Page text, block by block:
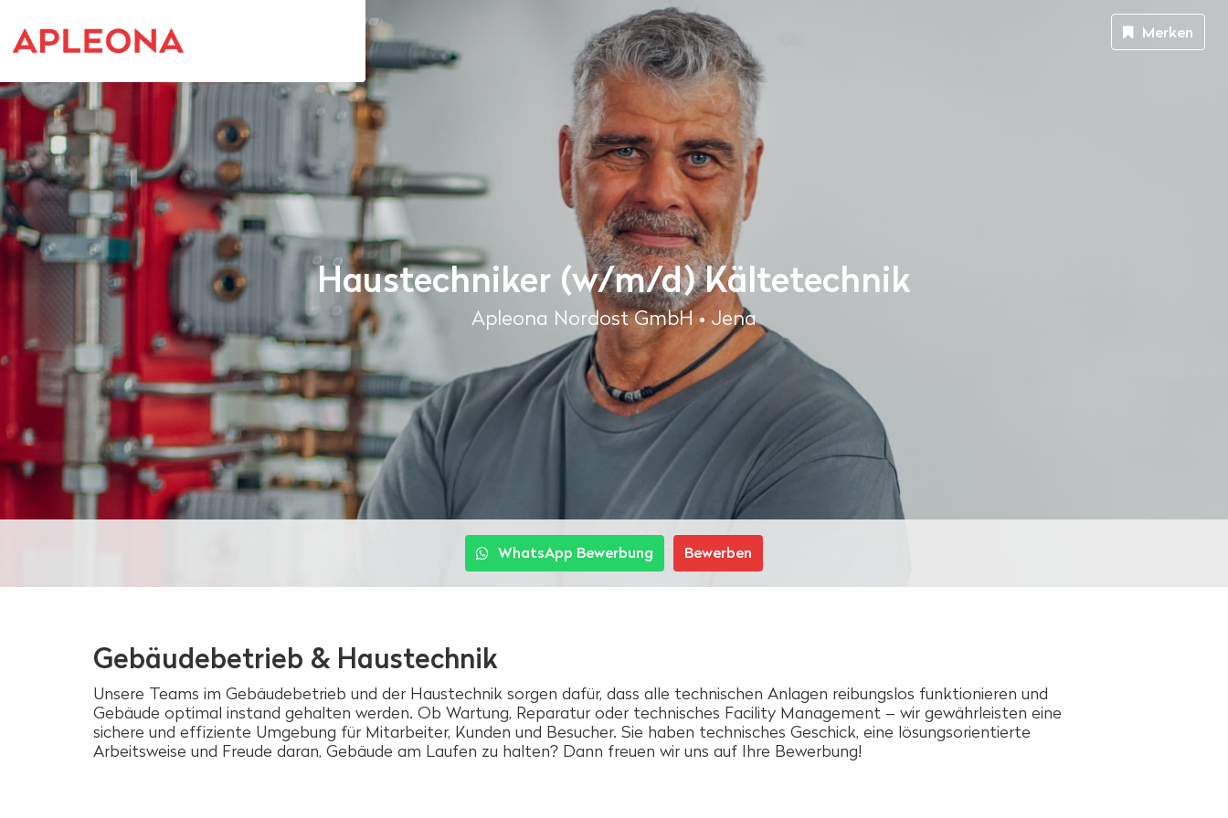
Haustechniker (w/m/d) Kältetechnik
Apleona Nordost GmbH • Jena
Merken
WhatsApp Bewerbung Bewerben
Gebäudebetrieb & Haustechnik
Unsere Teams im Gebäudebetrieb und der Haustechnik sorgen dafür, dass alle technischen Anlagen reibungslos funktionieren und
Gebäude optimal instand gehalten werden. Ob Wartung, Reparatur oder technisches Facility Management – wir gewährleisten eine
sichere und effiziente Umgebung für Mitarbeiter, Kunden und Besucher. Sie haben technisches Geschick, eine lösungsorientierte
Arbeitsweise und Freude daran, Gebäude am Laufen zu halten? Dann freuen wir uns auf Ihre Bewerbung!